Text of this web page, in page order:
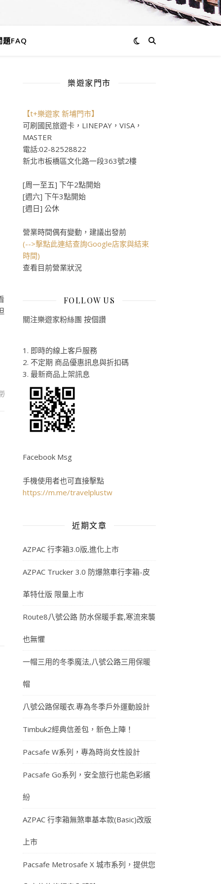
題FAQ
雙完美的戶外鞋：2014夏季TEVA新款涼鞋介紹〉中
樂遊家門市
【t+樂遊家 新埔門市】
可刷國民旅遊卡，LINEPAY，VISA，
MASTER
電話:02-82528822
新北市板橋區文化路一段363號2樓
[周一至五] 下午2點開始
[週六] 下午3點開始
[週日] 公休
營業時間偶有變動，建議出發前
(-->擊點此連結查詢Google店家與結束
時間)
查看目前營業狀況
FOLLOW US
關注樂遊家粉絲團 按個讚
1. 即時的線上客戶服務
2. 不定期 商品優惠訊息與折扣碼
3. 最新商品上架訊息
Facebook Msg
手機使用者也可直接擊點
https://m.me/travelplustw
近期文章
AZPAC 行李箱3.0版,進化上市
AZPAC Trucker 3.0 防爆煞車行李箱-皮
革特仕版 限量上市
Route8八號公路 防水保暖手套,寒流來襲
也無懼
一帽三用的冬季魔法,八號公路三用保暖
帽
八號公路保暖衣.專為冬季戶外運動設計
Timbuk2經典信差包，新色上陣！
Pacsafe W系列，專為時尚女性設計
Pacsafe Go系列，安全旅行也能色彩繽
紛
AZPAC 行李箱無煞車基本款(Basic)改版
上市
Pacsafe Metrosafe X 城市系列，提供您